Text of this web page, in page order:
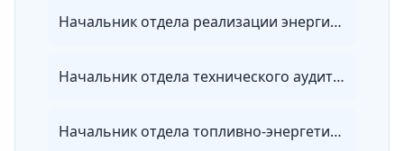
Начальник отдела реализации энергии энергосбытовой организации
Начальник отдела технического аудита потребителей энергии
Начальник отдела топливно-энергетических ресурсов